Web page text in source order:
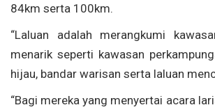
84km serta 100km.
“Laluan adalah merangkumi
menarik seperti kawasan
hijau, bandar warisan serta laluan
“Bagi mereka yang menyertai acara